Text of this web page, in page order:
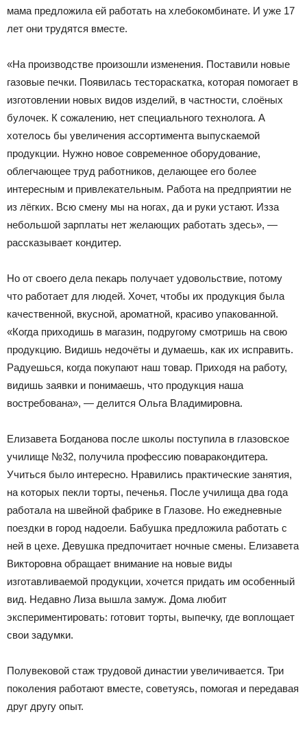
мама предложила ей работать на хлебокомбинате. И уже 17
лет они трудятся вместе.
«На производстве произошли изменения. Поставили новые
газовые печки. Появилась тестораскатка, которая помогает в
изготовлении новых видов изделий, в частности, слоёных
булочек. К сожалению, нет специального технолога. А
хотелось бы увеличения ассортимента выпускаемой
продукции. Нужно новое современное оборудование,
облегчающее труд работников, делающее его более
интересным и привлекательным. Работа на предприя­тии не
из лёгких. Всю смену мы на ногах, да и руки устают. Из­за
небольшой зарплаты нет желающих работать здесь», —
рассказывает кондитер.
Но от своего дела пекарь получает удовольствие, потому
что работает для людей. Хочет, чтобы их продукция была
качественной, вкусной, ароматной, красиво упакованной.
«Когда приходишь в магазин, по­другому смотришь на свою
продукцию. Видишь недочёты и думаешь, как их исправить.
Радуешься, когда покупают наш товар. Приходя на работу,
видишь заявки и понимаешь, что продукция наша
востребована», — делится Ольга Владимировна.
Елизавета Богданова после школы поступила в глазовское
училище №32, получила профессию повара­кондитера.
Учиться было интересно. Нравились практические занятия,
на которых пекли торты, печенья. После училища два года
работала на швейной фабрике в Глазове. Но ежедневные
поездки в город надоели. Бабушка предложила работать с
ней в цехе. Девушка предпочитает ночные смены. Елизавета
Викторовна обращает внимание на новые виды
изготавливаемой продукции, хочется придать им особенный
вид. Недавно Лиза вышла замуж. Дома любит
экспериментировать: готовит торты, выпечку, где воплощает
свои задумки.
Полувековой стаж трудовой династии увеличивается. Три
поколения работают вместе, советуясь, помогая и передавая
друг другу опыт.